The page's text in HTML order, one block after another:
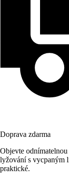
Doprava zdarma
Objevte
lyžování s vycpaným
praktické.